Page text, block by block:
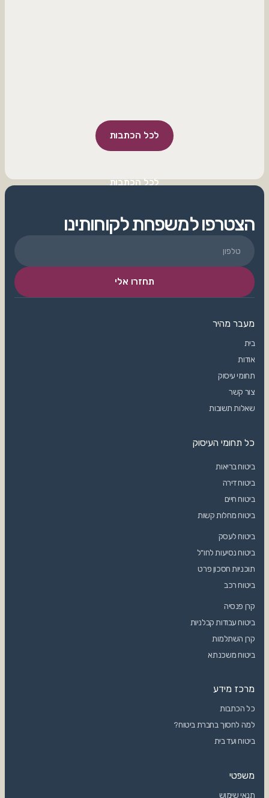
לכל הכתבות
לכל הכתבות
הצטרפו למשפחת לקוחותינו
מעבר מהיר
בית
אודות
תחומי עיסוק
צור קשר
שאלות תשובות
כל תחומי העיסוק
ביטוח בריאות
ביטוח דירה
ביטוח חיים
ביטוח מחלות קשות
ביטוח לעסק
ביטוח נסיעות לחו"ל
תוכניות חסכון פרט
ביטוח רכב
קרן פנסיה
ביטוח עבודות קבלניות
קרן השתלמות
ביטוח משכנתא
מרכז מידע
כל הכתבות
למה לחסוך בחברת ביטוח?
ביטוח ועד בית
משפטי
תנאי שימוש